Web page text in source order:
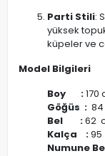
Parti Stili:
yüksek
küpeler ve
Model Bilgileri
Boy :170
Göğüs :
Bel :62
Kalça :
Numune